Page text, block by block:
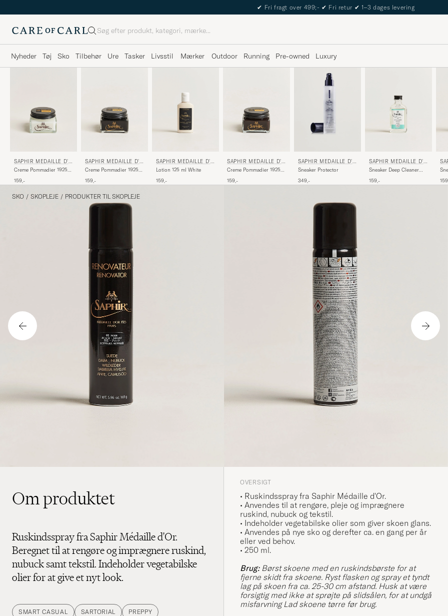
✔ Fri fragt over 499;- ✔ Fri retur ✔ 1–3 dages levering
Søg
Nyheder Tøj Sko Tilbehør Ure Tasker Livsstil Mærker Outdoor Running Pre-owned Luxury
SAPHIR MEDAILLE D'O
R
Creme Pommadier 1925
159,-
SAPHIR MEDAILLE D'O
R
Creme Pommadier 1925
159,-
SAPHIR MEDAILLE D'O
R
Lotion 125 ml White
159,-
SAPHIR MEDAILLE D'O
R
Creme Pommadier 1925
159,-
SAPHIR MEDAILLE D'O
R
Sneaker Protector
349,-
SAPHIR MEDAILLE D'O
R
Sneaker Deep Cleaner
159,-
R
SKO / SKOPLEJE / PRODUKTER TIL SKOPLEJE
Om produktet
Ruskindsspray fra Saphir Médaille d'Or.
Beregnet til at rengøre og imprægnere ruskind,
nubuck samt tekstil. Indeholder vegetabilske
olier for at give et nyt look.
SMART CASUAL SARTORIAL PREPPY
OVERSIGT
• Ruskindsspray fra Saphir Médaille d'Or.
• Anvendes til at rengøre, pleje og imprægnere
ruskind, nubuck og tekstil.
• Indeholder vegetabilske olier som giver skoen glans.
• Anvendes på nye sko og derefter ca. en gang per år
eller ved behov.
• 250 ml.
Brug: Børst skoene med en ruskindsbørste for at
fjerne skidt fra skoene. Ryst flasken og spray et tyndt
lag på skoen fra ca. 25-30 cm afstand. Husk at være
forsigtig med ikke at sprøjte på slidsålen, for at undgå
misfarvning Lad skoene tørre før brug.